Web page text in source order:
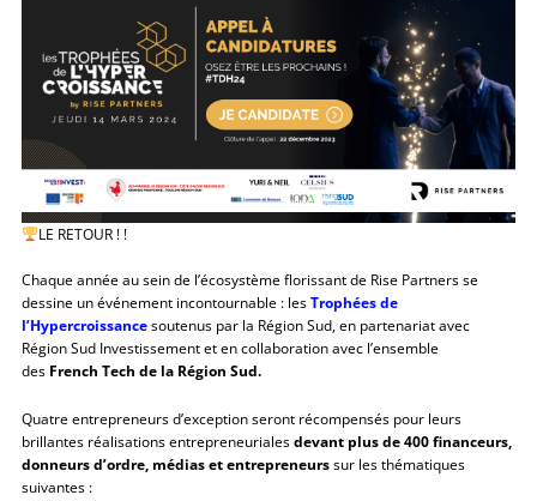
LE RETOUR ! !
Chaque année au sein de l’écosystème florissant de Rise Partners se
dessine un événement incontournable : lesTrophées de
l’Hypercroissance soutenus par la Région Sud, en partenariat avec
Région Sud Investissement et en collaboration avec l’ensemble
des French Tech de la Région Sud.
Quatre entrepreneurs d’exception seront récompensés pour leurs
brillantes réalisations entrepreneurialesdevant plus de 400 financeurs,
donneurs d’ordre, médias et entrepreneurssur les thématiques
suivantes :